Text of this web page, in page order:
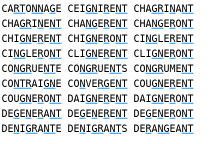
CARTONNAGE CEIGNIRENT CHAGRINANT
CHAGRINENT CHANGERENT CHANGERONT
CHIGNERENT CHIGNERONT CINGLERENT
CINGLERONT CLIGNERENT CLIGNERONT
CONGRUENTE CONGRUENTS CONGRUMENT
CONTRAIGNE CONVERGENT COUGNERENT
COUGNERONT DAIGNERENT DAIGNERONT
DEGENERANT DEGENERENT DEGENERONT
DENIGRANTE DENIGRANTS DERANGEANT